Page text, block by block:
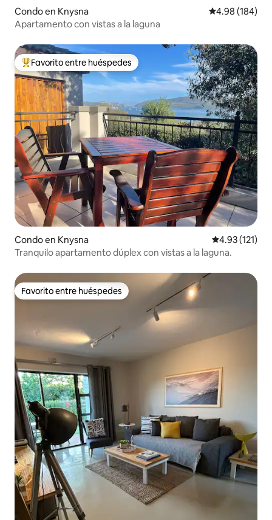
Condo en Knysna Calificación
4.98 (184)
Apartamento con vistas a la laguna
Favorito entre huéspedes preferido
Favorito entre huéspedes
Condo en Knysna Calificación
4.93 (121)
Tranquilo apartamento dúplex con vistas a la laguna.
Favorito entre huéspedes
Favorito entre huéspedes